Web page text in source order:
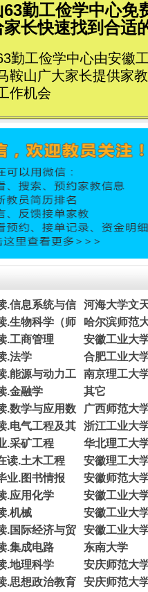
63勤工俭学中心免
长快速找到合适
勤工俭学中心由安徽
鞍山广大家长提供家
作机会
.信息系统与信 河海大学文
.生物科学（师 哈尔滨师范
.工商管理 安徽工业大
.法学 合肥工业大
.能源与动力工 南京理工大
.金融学 其它
.数学与应用数 广西师范大
.电气工程及其 浙江工业大
.采矿工程 华北理工大
读.土木工程 安徽理工大
业.图书情报 安徽师范大
.应用化学 安徽工业大
.机械 安徽工业大
.国际经济与贸 安徽工业大
.集成电路 东南大学
.地理科学 安庆师范大
.思想政治教育 安庆师范大